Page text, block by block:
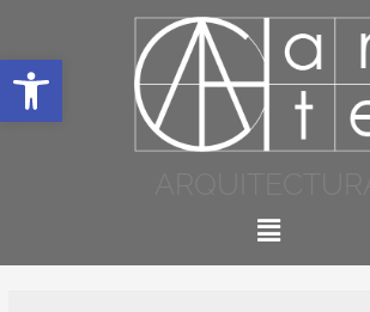
Abrir barra de herramientas